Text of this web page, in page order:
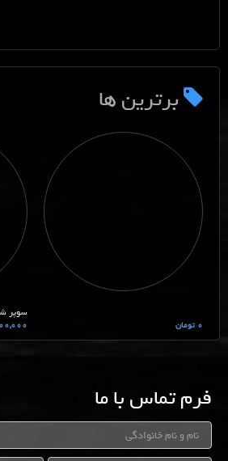
برترین ها
0 تومان
سوپر
فرم تماس با ما